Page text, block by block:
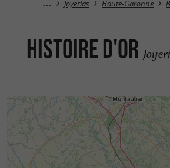
Joyerías Haute-Garonne
Histoire d'Or